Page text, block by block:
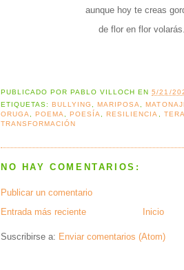
aunque hoy te creas
de flor en flor volarás.
PUBLICADO PORPABLO VILLOCH EN5/21/
ETIQUETAS:BULLYING ,MARIPOSA ,
ORUGA
,POEMA ,POESÍA ,RESILIENCIA
TRANSFORMACIÓN
NO HAY COMENTARIOS:
Publicar un comentario
Entrada más reciente
Inicio
Suscribirse a: Enviar comentarios (Atom)